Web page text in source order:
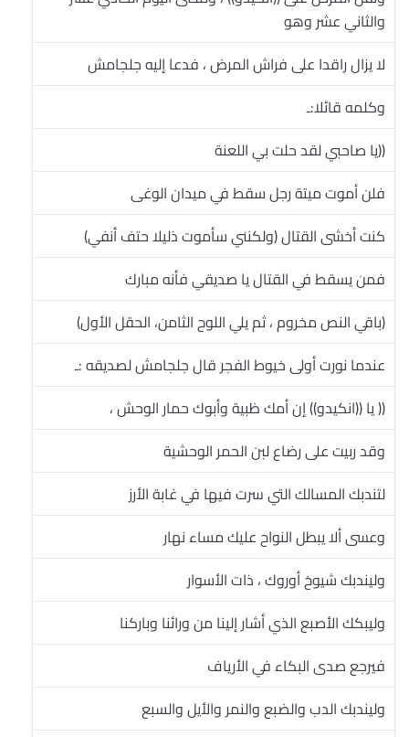
والثاني عشر وهو
لا يزال راقدا على فراش المرض ، فدعا إليه جلجامش
وكلمه قائلا:ـ
((يا صاحبي لقد حلت بي اللعنة
فلن أموت ميتة رجل سقط في ميدان الوغى
كنت أخشى القتال (ولكنني سأموت ذليلا حتف أنفي)
فمن يسقط في القتال يا صديقي فأنه مبارك
(باقي النص مخروم ، ثم يلي اللوح الثامن، الحقل الأول)
عندما نورت أولى خيوط الفجر قال جلجامش لصديقه :ـ
(( يا ((انكيدو)) إن أمك ظبية وأبوك حمار الوحش ،
وقد ربيت على رضاع لبن الحمر الوحشية
لتندبك المسالك التي سرت فيها في غابة الأرز
وعسى ألا يبطل النواح عليك مساء نهار
وليندبك شيوخ أوروك ، ذات الأسوار
وليبكك الأصبع الذي أشار إلينا من ورائنا وباركنا
فيرجع صدى البكاء في الأرياف
وليندبك الدب والضبع والنمر والأيل والسبع